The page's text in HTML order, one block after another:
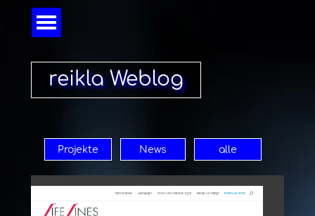
Direkt zum Seiteninhalt
reikla Weblog
Projekte News alle